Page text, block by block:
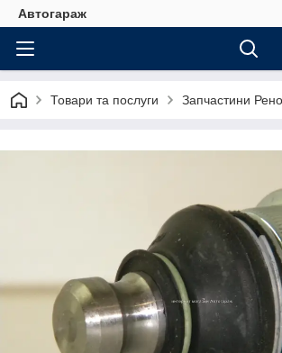
Автогараж
Товари та послуги Запчастини